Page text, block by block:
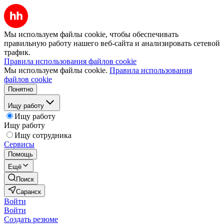
Мы используем файлы cookie, чтобы обеспечивать
правильную работу нашего веб-сайта и анализировать сетевой
трафик.
Правила использования файлов cookie
Мы используем файлы cookie. Правила использования
файлов cookie
Понятно
Ищу работу
Ищу работу
Ищу работу
Ищу сотрудника
Сервисы
Помощь
Ещё
Поиск
Саранск
Войти
Войти
Создать резюме